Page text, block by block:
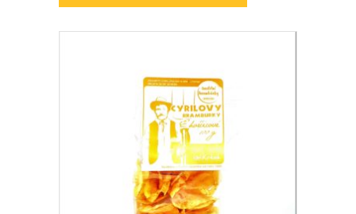
DOWIEDZ SIĘ WIĘCEJ